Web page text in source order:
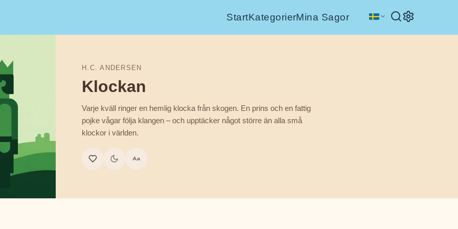
StartKategorierMina Sagor
H.C. ANDERSEN
Klockan
Varje kväll ringer en hemlig klocka från skogen. En prins och en fattig
pojke vågar följa klangen – och upptäcker något större än alla små
klockor i världen.